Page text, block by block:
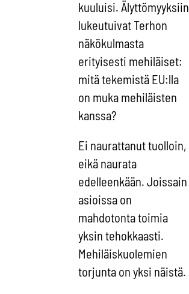
kuuluisi. Älyttömyyksiin
lukeutuivat Terhon
näkökulmasta
erityisesti mehiläiset:
mitä tekemistä EU:lla
on muka mehiläisten
kanssa?
Ei naurattanut tuolloin,
eikä naurata
edelleenkään. Joissain
asioissa on
mahdotonta toimia
yksin tehokkaasti.
Mehiläiskuolemien
torjunta on yksi näistä.